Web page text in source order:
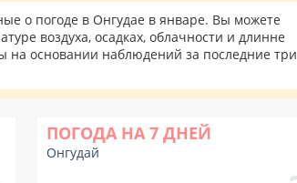
о погоде в Онгудае в январе. Вы можете
воздуха, осадках, облачности и длинне
на основании наблюдений за последние три
ПОГОДА НА 7 ДНЕЙ
Онгудай